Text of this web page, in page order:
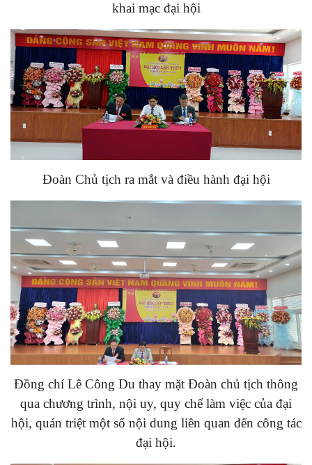
khai mạc đại hội
Đoàn Chủ tịch ra mắt và điều hành đại hội
Đồng chí Lê Công Du thay mặt Đoàn chủ tịch thông
qua chương trình, nội uy, quy chế làm việc của đại
hội, quán triệt một số nội dung liên quan đến công tác
đại hội.